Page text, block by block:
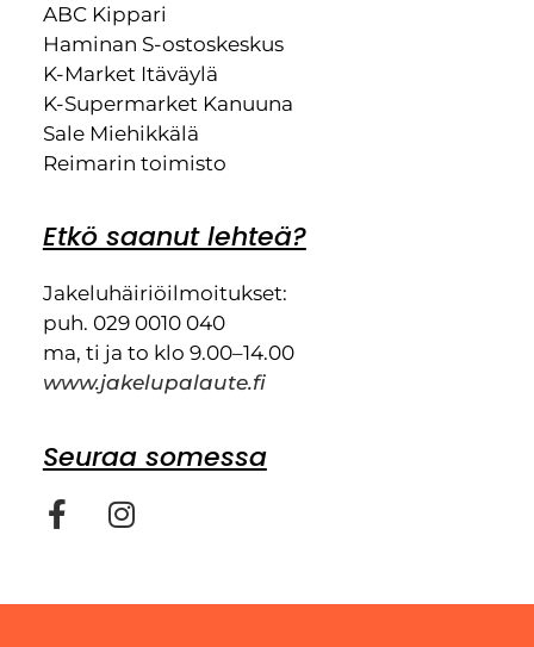
ABC Kippari
Haminan S-ostoskeskus
K-Market Itäväylä
K-Supermarket Kanuuna
Sale Miehikkälä
Reimarin toimisto
Etkö saanut lehteä?
Jakeluhäiriöilmoitukset:
puh. 029 0010 040
ma, ti ja to klo 9.00–14.00
www.jakelupalaute.fi
Seuraa somessa